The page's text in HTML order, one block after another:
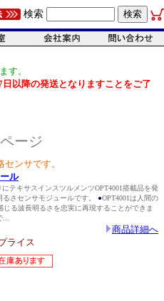
検索
す。
以降の発送となりますことをご了
ージ
ンサです。
ル
テキサスインスツルメンツOPT4001搭載品を発
さセンサモジュールです。 ●OPT4001は人間の
る波長明るさを忠実に再現することができま
商品詳細へ
ライス